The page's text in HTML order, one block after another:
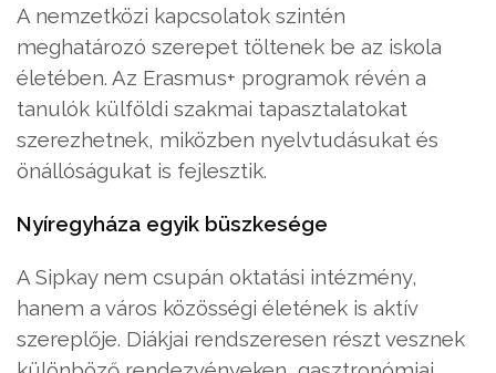
A nemzetközi kapcsolatok szintén
meghatározó szerepet töltenek be az iskola
életében. Az Erasmus+ programok révén a
tanulók külföldi szakmai tapasztalatokat
szerezhetnek, miközben nyelvtudásukat és
önállóságukat is fejlesztik.
Nyíregyháza egyik büszkesége
A Sipkay nem csupán oktatási intézmény,
hanem a város közösségi életének is aktív
szereplője. Diákjai rendszeresen részt vesznek